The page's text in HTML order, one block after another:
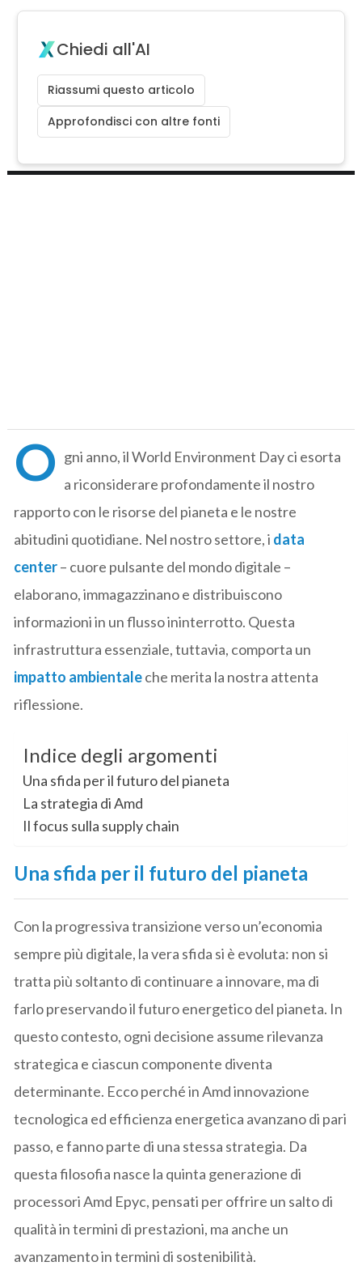
Chiedi all'AI
Riassumi questo articolo
Approfondisci con altre fonti
O gni anno, il World Environment Day ci esorta
a riconsiderare profondamente il nostro
rapporto con le risorse del pianeta e le nostre
abitudini quotidiane. Nel nostro settore, i data
center– cuore pulsante del mondo digitale –
elaborano, immagazzinano e distribuiscono
informazioni in un flusso ininterrotto. Questa
infrastruttura essenziale, tuttavia, comporta un
impatto ambientaleche merita la nostra attenta
riflessione.
Indice degli argomenti
Una sfida per il futuro del pianeta
La strategia di Amd
Il focus sulla supply chain
Una sfida per il futuro del pianeta
Con la progressiva transizione verso un’economia
sempre più digitale, la vera sfida si è evoluta: non si
tratta più soltanto di continuare a innovare, ma di
farlo preservando il futuro energetico del pianeta. In
questo contesto, ogni decisione assume rilevanza
strategica e ciascun componente diventa
determinante. Ecco perché in Amd innovazione
tecnologica ed efficienza energetica avanzano di pari
passo, e fanno parte di una stessa strategia. Da
questa filosofia nasce la quinta generazione di
processori Amd Epyc, pensati per offrire un salto di
qualità in termini di prestazioni, ma anche un
avanzamento in termini di sostenibilità.